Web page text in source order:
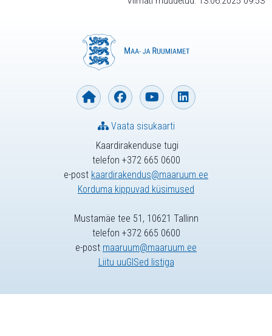
Kaardirakenduse tugi
telefon +372 665 0600
e-post kaardirakendus@maaruum.ee
Korduma kippuvad küsimused
Vaata sisukaarti
Mustamäe tee 51, 10621 Tallinn
telefon +372 665 0600
e-post maaruum@maaruum.ee
Liitu uuGISed listiga